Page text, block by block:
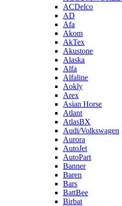
ACDelco
AD
Afa
Akom
AkTex
Akustone
Alaska
Alfa
Alfaline
Aokly
Arex
Asian Horse
Atlant
AtlasBX
Audi/Volkswagen
Aurora
AutoJet
AutoPart
Banner
Baren
Bars
BattBee
Birbat